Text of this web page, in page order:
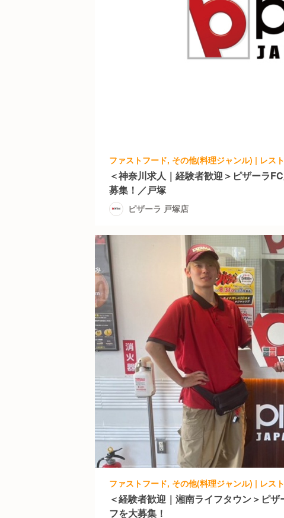
＜神奈川求人｜経験者歓迎＞ピザーラ
募集！／戸塚
ピザーラ 戸塚店
＜経験者歓迎｜湘南ライフタウン＞ピ
フを大募集！